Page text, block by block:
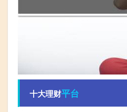
十大理财平台